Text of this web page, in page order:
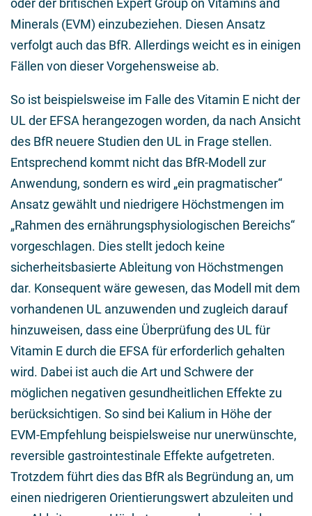
oder der britischen Expert Group on Vitamins and
Minerals (EVM) einzubeziehen. Diesen Ansatz
verfolgt auch das BfR. Allerdings weicht es in einigen
Fällen von dieser Vorgehensweise ab.
So ist beispielsweise im Falle des Vitamin E nicht der
UL der EFSA herangezogen worden, da nach Ansicht
des BfR neuere Studien den UL in Frage stellen.
Entsprechend kommt nicht das BfR-Modell zur
Anwendung, sondern es wird „ein pragmatischer“
Ansatz gewählt und niedrigere Höchstmengen im
„Rahmen des ernährungsphysiologischen Bereichs“
vorgeschlagen. Dies stellt jedoch keine
sicherheitsbasierte Ableitung von Höchstmengen
dar. Konsequent wäre gewesen, das Modell mit dem
vorhandenen UL anzuwenden und zugleich darauf
hinzuweisen, dass eine Überprüfung des UL für
Vitamin E durch die EFSA für erforderlich gehalten
wird. Dabei ist auch die Art und Schwere der
möglichen negativen gesundheitlichen Effekte zu
berücksichtigen. So sind bei Kalium in Höhe der
EVM-Empfehlung beispielsweise nur unerwünschte,
reversible gastrointestinale Effekte aufgetreten.
Trotzdem führt dies das BfR als Begründung an, um
einen niedrigeren Orientierungswert abzuleiten und